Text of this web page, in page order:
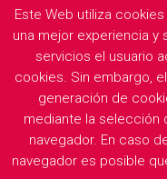
La Facultad
E
Este Web utiliza
una mejor experiencia y
servicios el usuario
cookies. Sin embargo,
generación de
mediante la selección
navegador. En caso
navegador es posible